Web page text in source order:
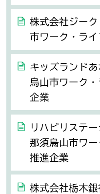
株式会社ジー
市ワーク・ラ
キッズランド
烏山市ワーク
企業
リハビリステ
那須烏山市ワ
推進企業
株式会社栃木